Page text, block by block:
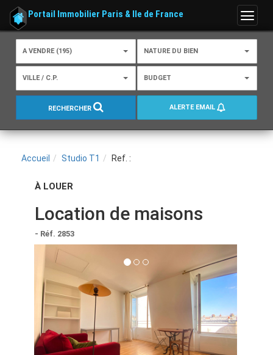
Menu
Portail Immobilier Paris & Ile de France
A VENDRE (195) NATURE DU BIEN
VILLE / C.P. BUDGET
RECHERCHER ALERTE EMAIL
Accueil Studio T1 Ref. :
À LOUER
Location de maisons
- Réf. 2853